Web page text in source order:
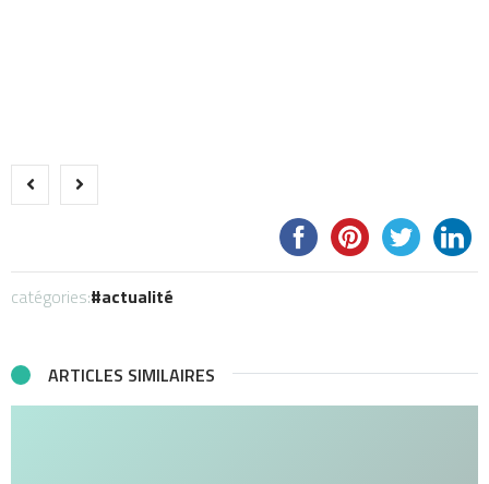
catégories: actualité
ARTICLES SIMILAIRES